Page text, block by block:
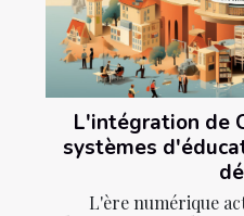
L'intégration de
systèmes
L'ère numérique